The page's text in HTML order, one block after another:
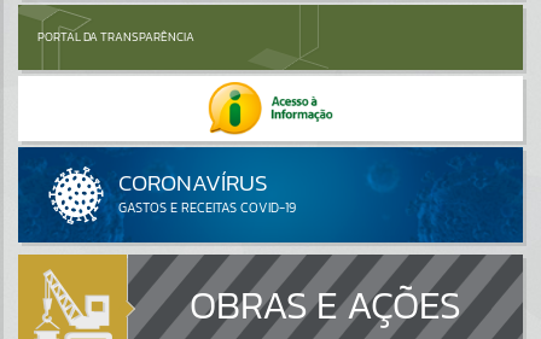
PORTAL DA TRANSPARÊNCIA
OBRAS E AÇÕES